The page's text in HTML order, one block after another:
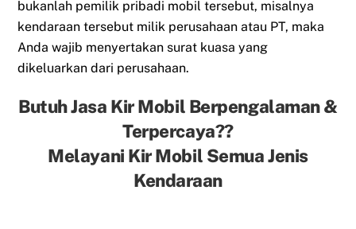
bukanlah pemilik pribadi mobil tersebut, misalnya
kendaraan tersebut milik perusahaan atau PT, maka
Anda wajib menyertakan surat kuasa yang
dikeluarkan dari perusahaan.
Butuh Jasa Kir Mobil Berpengalaman &
Terpercaya??
Melayani Kir Mobil Semua Jenis
Kendaraan